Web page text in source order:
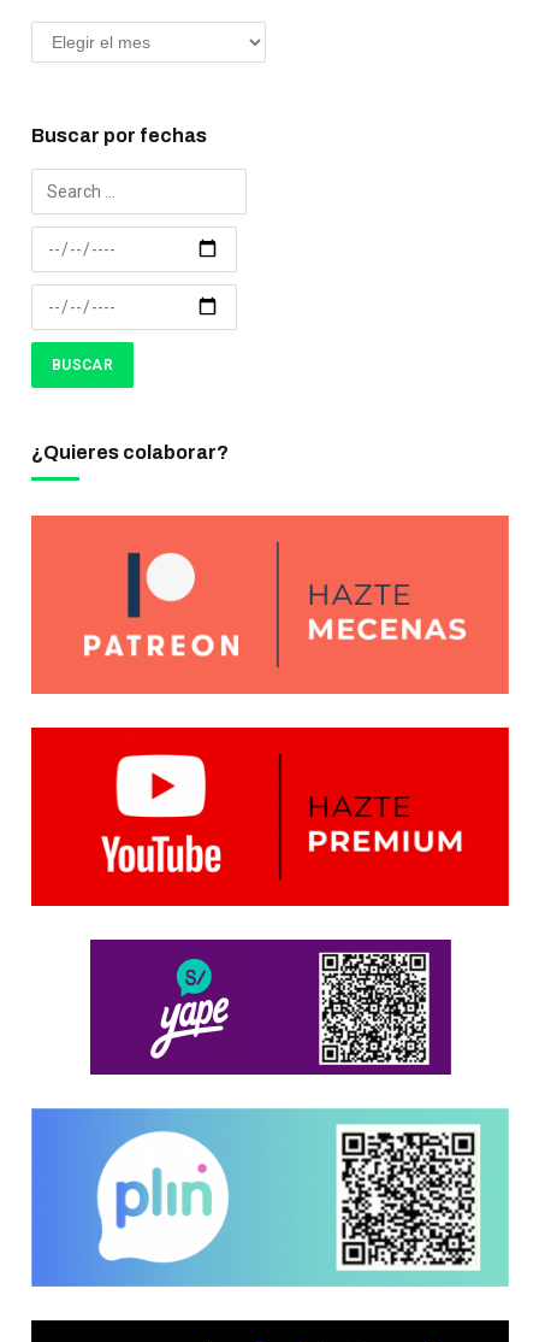
Buscar por fechas
¿Quieres colaborar?